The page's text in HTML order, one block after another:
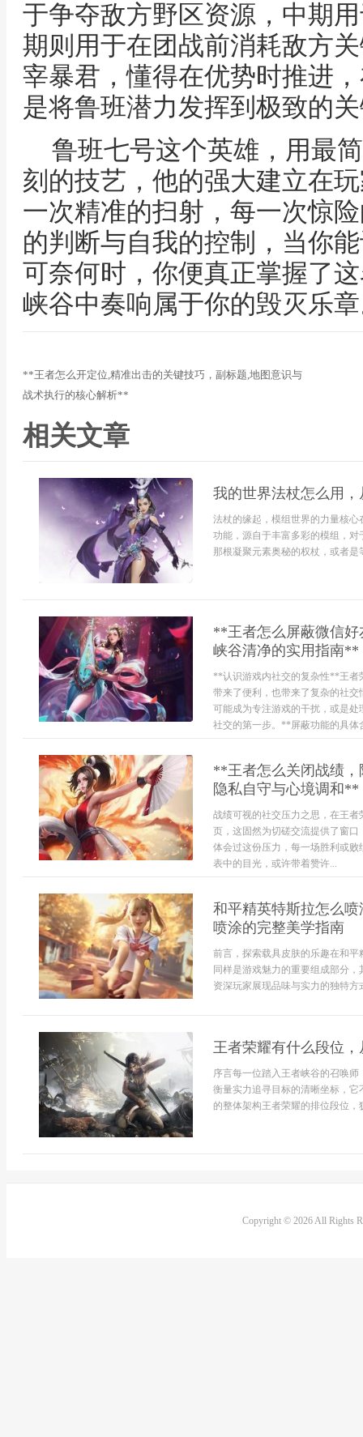
于争夺敌方野区资源，中期
期则用于在团战前消耗敌方
宰暴君，懂得在优势时推进
是将鲁班潜力发挥到极致的
鲁班七号这个英雄，用最
刻的技艺，他的强大建立在
一次精准的扫射，每一次惊
的判断与自我的控制，当你
可奈何时，你便真正掌握了
峡谷中奏响属于你的毁灭乐
**王者怎么开定位,精准出击的关键技巧，副标题,地图意识与
战术执行的核心解析**
相关文章
我的世界法杖怎么用
法杖的缘起，模组世界的力量核
功能，源自于丰富多彩的模组，
那根凝聚元素奥秘的权杖，或者是
**王者怎么屏蔽微信
峡谷清净的实用指南**
**认识游戏内社交的复杂性**王者
带来了便利，也带来了复杂的社
可能成为专注游戏的干扰，或是
社交的第一步。**屏蔽功能的具体
**王者怎么关闭战绩
隐私自守与心境调和**
战绩可视的社交压力之思，在王
页，这固然为切磋交流提供了窗
体会过这份压力，每一场胜利或
表中的目光，或许带着赞许...
和平精英特斯拉怎么
喷涂的完整美学指南
前言，探索载具皮肤的乐趣在和
同样是游戏魅力的重要组成部分
资深玩家展现品味与实力的独特方
王者荣耀有什么段位
序言每一位踏入王者峡谷的召唤
衡量实力追寻目标的清晰坐标，
的整体架构王者荣耀的排位段位
Copyright © 2026 All Rights